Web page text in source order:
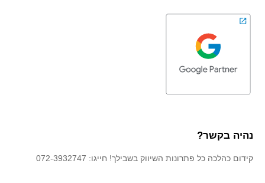
נהיה בקשר?
קידום כהלכה כל פתרונות השיווק בשבילך! חייגו: 072-3932747